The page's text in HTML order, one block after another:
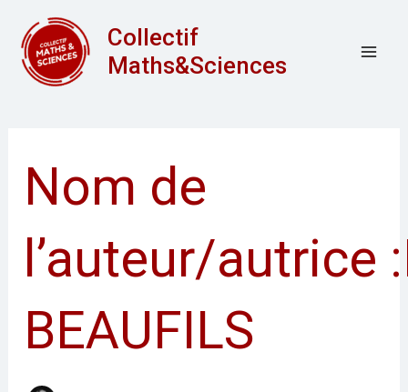
contenu
Collectif
Maths&Sciences
Nom de
l’auteur/autrice
BEAUFILS